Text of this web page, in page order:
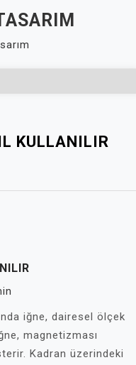
KULLANILIR
iğne, dairesel ölçek
magnetizması
Kadran üzerindeki